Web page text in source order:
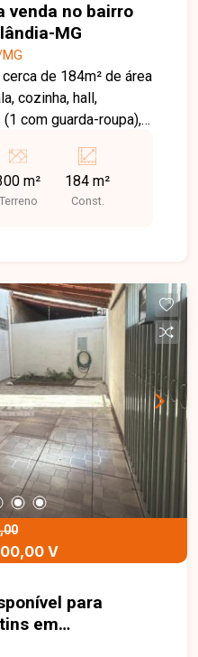
venda no bairro
MG
de 184m² de área
cozinha, hall,
com guarda-roupa),
comercial. No 2º
sacada de serviço,
com planejados.
m²
Terreno
184 m²
Const.
V
para
em